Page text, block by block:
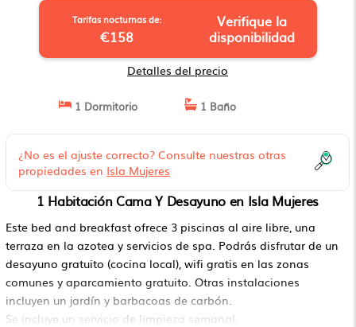
Tarifas nocturnas de:
€158
Verifique la
disponibilidad
Detalles del precio
1 Dormitorio 1 Baño
¿No es el ajuste correcto? Consulte nuestras otras
propiedades en Isla Mujeres
1 Habitación Cama Y Desayuno en Isla Mujeres
Este bed and breakfast ofrece 3 piscinas al aire libre, una
terraza en la azotea y servicios de spa. Podrás disfrutar de un
desayuno gratuito (cocina local), wifi gratis en las zonas
comunes y aparcamiento gratuito. Otras instalaciones
incluyen un jardín y barbacoas de carbón.
Se incluye un servicio de limpieza semanal.